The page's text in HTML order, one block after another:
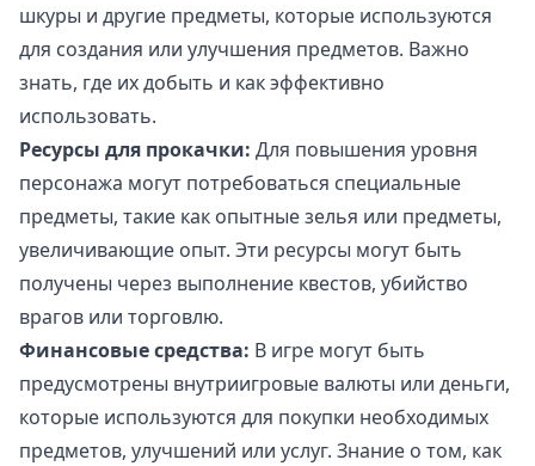
шкуры и другие предметы, которые используются
для создания или улучшения предметов. Важно
знать, где их добыть и как эффективно
использовать.
Ресурсы для прокачки: Для повышения уровня
персонажа могут потребоваться специальные
предметы, такие как опытные зелья или предметы,
увеличивающие опыт. Эти ресурсы могут быть
получены через выполнение квестов, убийство
врагов или торговлю.
Финансовые средства: В игре могут быть
предусмотрены внутриигровые валюты или деньги,
которые используются для покупки необходимых
предметов, улучшений или услуг. Знание о том, как